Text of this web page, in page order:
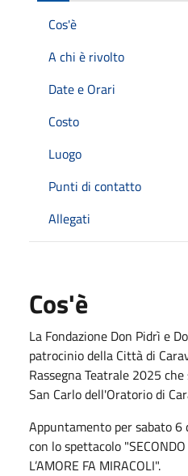
Cos'è
A chi è rivolto
Date e Orari
Costo
Luogo
Punti di contatto
Allegati
Cos'è
La Fondazione Don Pidrì e
patrocinio della Città di
Rassegna Teatrale 2025
San Carlo dell'Oratorio di
Appuntamento per sabato 6
con lo spettacolo
L’AMORE FA MIRACOLI".